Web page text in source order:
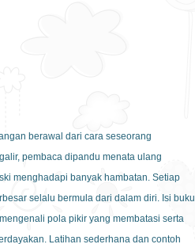
berawal dari cara seseorang
pembaca dipandu menata ulang
menghadapi banyak hambatan. Setiap
selalu bermula dari dalam diri. Isi buku
pola pikir yang membatasi serta
Latihan sederhana dan contoh